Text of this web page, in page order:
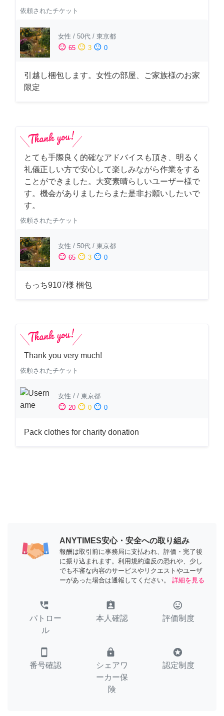
依頼されたチケット
女性 / 50代 / 東京都
sentiment_satisfied 65 sentiment_neutral 3 sentiment_dissatisfied 0
引越し梱包します。女性の部屋、ご家族様のお家
限定
とても手際良く的確なアドバイスも頂き、明るく
礼儀正しい方で安心して楽しみながら作業をする
ことができました。大変素晴らしいユーザー様で
す。機会がありましたらまた是非お願いしたいで
す。
依頼されたチケット
女性 / 50代 / 東京都
sentiment_satisfied 65 sentiment_neutral 3 sentiment_dissatisfied 0
もっち9107様 梱包
Thank you very much!
依頼されたチケット
女性 / / 東京都
sentiment_satisfied 20 sentiment_neutral 0 sentiment_dissatisfied 0
Pack clothes for charity donation
ANYTIMES安心・安全への取り組み
報酬は取引前に事務局に支払われ、評価・完了後
に振り込まれます。利用規約違反の恐れや、少し
でも不審な内容のサービスやリクエストやユーザ
ーがあった場合は通報してください。
詳細を見る
perm_phone_msg
パトロー
ル
assignment_ind
本人確認
tag_faces
評価制度
smartphone
番号確認
lock
シェアワ
ーカー保
険
stars
認定制度